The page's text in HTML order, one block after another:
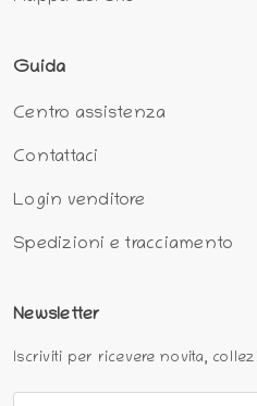
Guida
Centro assistenza
Contattaci
Login venditore
Spedizioni e tracciamento
Newsletter
Iscriviti per ricevere novita,